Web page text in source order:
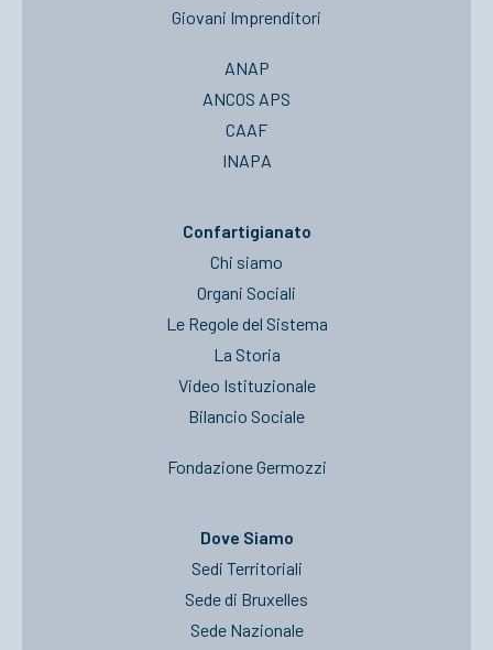
Giovani Imprenditori
ANAP
ANCOS APS
CAAF
INAPA
Confartigianato
Chi siamo
Organi Sociali
Le Regole del Sistema
La Storia
Video Istituzionale
Bilancio Sociale
Fondazione Germozzi
Dove Siamo
Sedi Territoriali
Sede di Bruxelles
Sede Nazionale